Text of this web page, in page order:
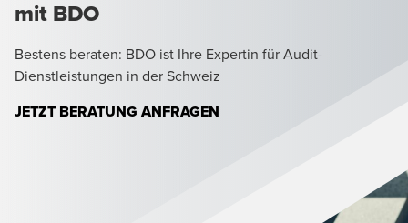
mit BDO
Bestens beraten: BDO ist Ihre Expertin für Audit-
Dienstleistungen in der Schweiz
JETZT BERATUNG ANFRAGEN